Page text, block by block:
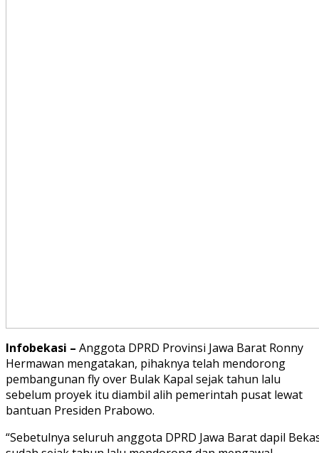
Infobekasi – Anggota DPRD Provinsi Jawa Barat Ronny
Hermawan mengatakan, pihaknya telah mendorong
pembangunan fly over Bulak Kapal sejak tahun lalu
sebelum proyek itu diambil alih pemerintah pusat lewat
bantuan Presiden Prabowo.
“Sebetulnya seluruh anggota DPRD Jawa Barat dapil